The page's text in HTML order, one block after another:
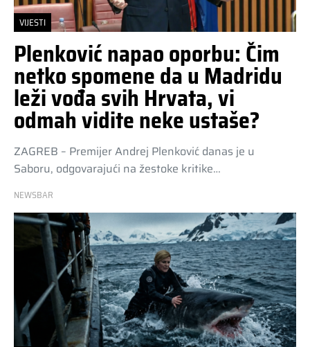
VIJESTI
Plenković napao oporbu: Čim
netko spomene da u Madridu
leži vođa svih Hrvata, vi
odmah vidite neke ustaše?
ZAGREB – Premijer Andrej Plenković danas je u
Saboru, odgovarajući na žestoke kritike…
NEWSBAR